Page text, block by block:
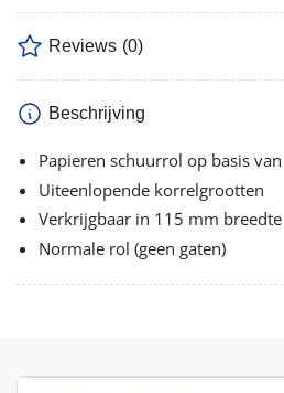
Reviews (0)
Beschrijving
Papieren schuurrol op basis
Uiteenlopende korrelgrootten
Verkrijgbaar in 115 mm breedte
Normale rol (geen gaten)